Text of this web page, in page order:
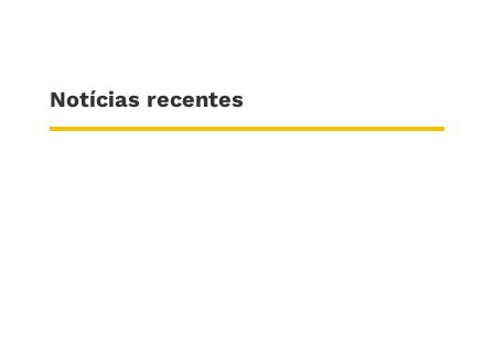
Notícias recentes